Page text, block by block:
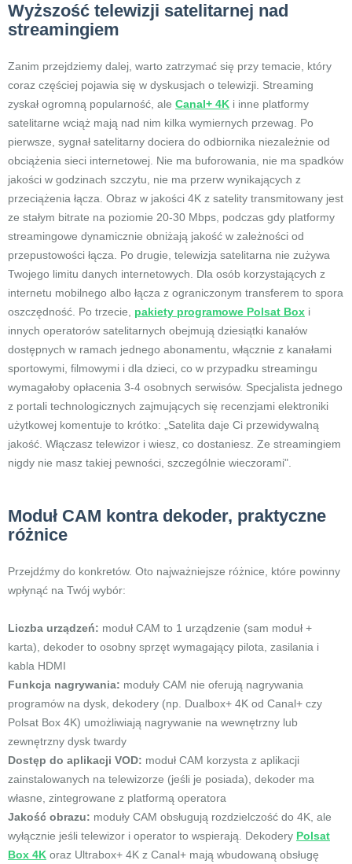
Wyższość telewizji satelitarnej nad
streamingiem
Zanim przejdziemy dalej, warto zatrzymać się przy temacie, który
coraz częściej pojawia się w dyskusjach o telewizji. Streaming
zyskał ogromną popularność, ale Canal+ 4K i inne platformy
satelitarne wciąż mają nad nim kilka wymiernych przewag. Po
pierwsze, sygnał satelitarny dociera do odbiornika niezależnie od
obciążenia sieci internetowej. Nie ma buforowania, nie ma spadków
jakości w godzinach szczytu, nie ma przerw wynikających z
przeciążenia łącza. Obraz w jakości 4K z satelity transmitowany jest
ze stałym bitrate na poziomie 20-30 Mbps, podczas gdy platformy
streamingowe dynamicznie obniżają jakość w zależności od
przepustowości łącza. Po drugie, telewizja satelitarna nie zużywa
Twojego limitu danych internetowych. Dla osób korzystających z
internetu mobilnego albo łącza z ograniczonym transferem to spora
oszczędność. Po trzecie, pakiety programowe Polsat Box i
innych operatorów satelitarnych obejmują dziesiątki kanałów
dostępnych w ramach jednego abonamentu, włącznie z kanałami
sportowymi, filmowymi i dla dzieci, co w przypadku streamingu
wymagałoby opłacenia 3-4 osobnych serwisów. Specjalista jednego
z portali technologicznych zajmujących się recenzjami elektroniki
użytkowej komentuje to krótko: „Satelita daje Ci przewidywalną
jakość. Włączasz telewizor i wiesz, co dostaniesz. Ze streamingiem
nigdy nie masz takiej pewności, szczególnie wieczorami".
Moduł CAM kontra dekoder, praktyczne
różnice
Przejdźmy do konkretów. Oto najważniejsze różnice, które powinny
wpłynąć na Twój wybór:
Liczba urządzeń: moduł CAM to 1 urządzenie (sam moduł +
karta), dekoder to osobny sprzęt wymagający pilota, zasilania i
kabla HDMI
Funkcja nagrywania: moduły CAM nie oferują nagrywania
programów na dysk, dekodery (np. Dualbox+ 4K od Canal+ czy
Polsat Box 4K) umożliwiają nagrywanie na wewnętrzny lub
zewnętrzny dysk twardy
Dostęp do aplikacji VOD: moduł CAM korzysta z aplikacji
zainstalowanych na telewizorze (jeśli je posiada), dekoder ma
własne, zintegrowane z platformą operatora
Jakość obrazu: moduły CAM obsługują rozdzielczość do 4K, ale
wyłącznie jeśli telewizor i operator to wspierają. Dekodery Polsat
Box 4K oraz Ultrabox+ 4K z Canal+ mają wbudowaną obsługę